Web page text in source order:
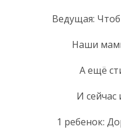
Ведущая:
Наши
А ещё
И сейчас
1 ребенок: